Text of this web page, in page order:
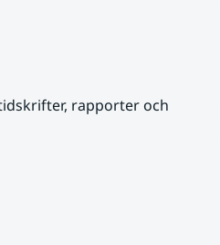
rapporter och